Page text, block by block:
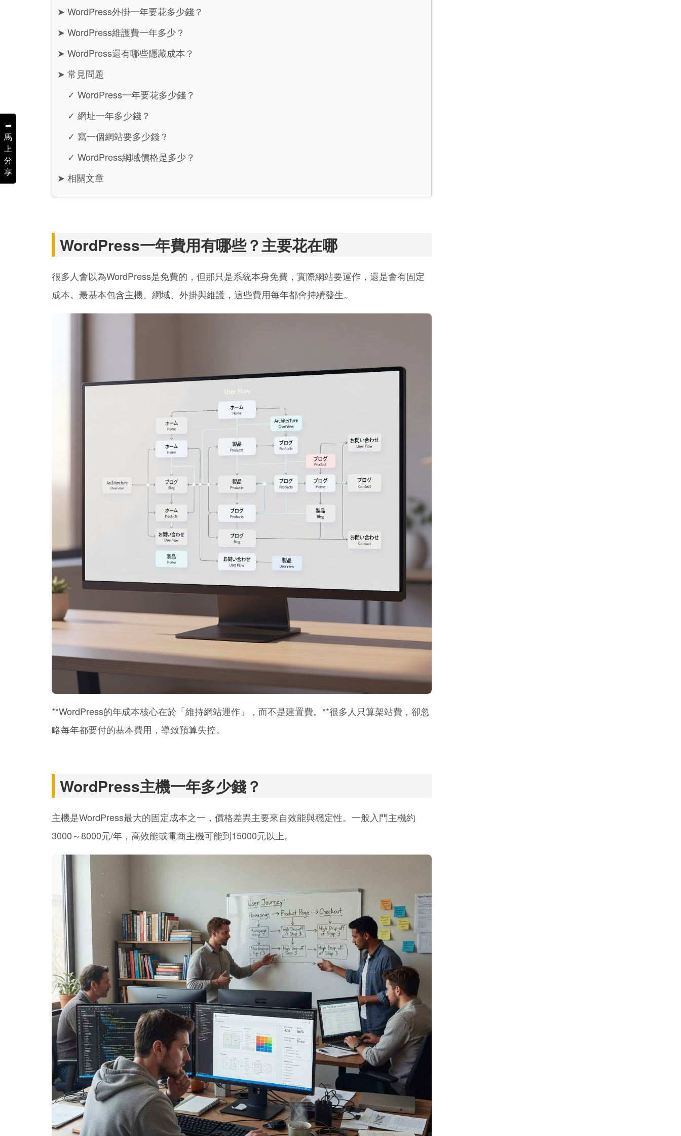
➦
馬
上
分
享
➤ WordPress外掛一年要花多少錢？
➤ WordPress維護費一年多少？
➤ WordPress還有哪些隱藏成本？
➤ 常見問題
✓ WordPress一年要花多少錢？
✓ 網址一年多少錢？
✓ 寫一個網站要多少錢？
✓ WordPress網域價格是多少？
➤ 相關文章
WordPress一年費用有哪些？主要花在哪
很多人會以為WordPress是免費的，但那只是系統本身免費，實際網站要運作，還是會有固定
成本。最基本包含主機、網域、外掛與維護，這些費用每年都會持續發生。
**WordPress的年成本核心在於「維持網站運作」，而不是建置費。**很多人只算架站費，卻忽
略每年都要付的基本費用，導致預算失控。
WordPress主機一年多少錢？
主機是WordPress最大的固定成本之一，價格差異主要來自效能與穩定性。一般入門主機約
3000～8000元/年，高效能或電商主機可能到15000元以上。